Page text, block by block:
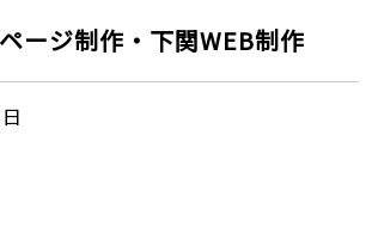
ージ制作・下関WEB制作